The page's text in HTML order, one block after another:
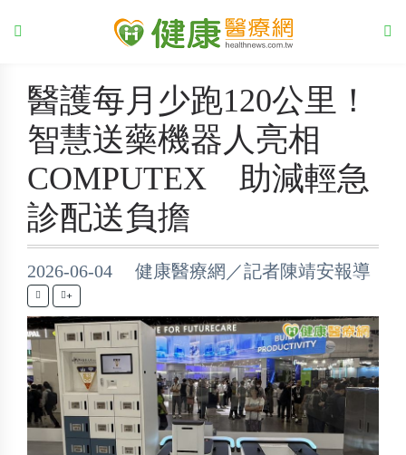
醫護每月少跑120公里！
智慧送藥機器人亮相
COMPUTEX 助減輕急
診配送負擔
2026-06-04 健康醫療網／記者陳靖安報導
+